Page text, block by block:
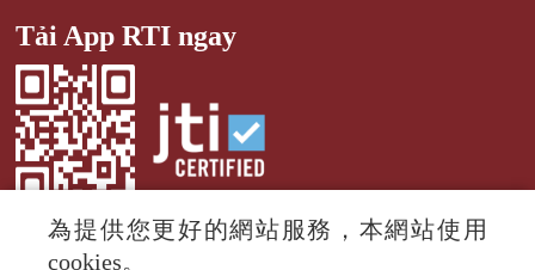
Tải App RTI ngay
為提供您更好的網站服務，本網站使用
cookies。